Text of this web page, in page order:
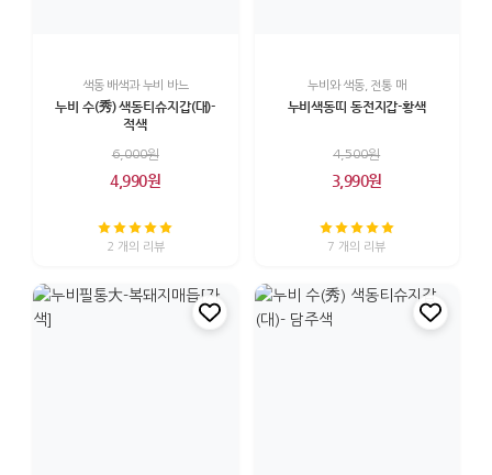
색동 배색과 누비 바느
누비 수(秀) 색동티슈지갑(대)-
적색
6,000원
4,990원
2 개의 리뷰
누비와 색동, 전통 매
누비색동띠 동전지갑-황색
4,500원
3,990원
7 개의 리뷰